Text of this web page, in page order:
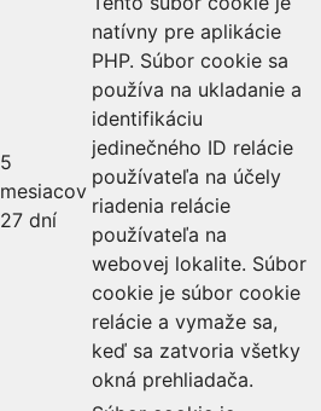
5
mesiacov
27 dní
natívny pre aplikácie
PHP. Súbor cookie sa
používa na ukladanie a
identifikáciu
jedinečného ID relácie
používateľa na účely
riadenia relácie
používateľa na
webovej lokalite. Súbor
cookie je súbor cookie
relácie a vymaže sa,
keď sa zatvoria všetky
okná prehliadača.